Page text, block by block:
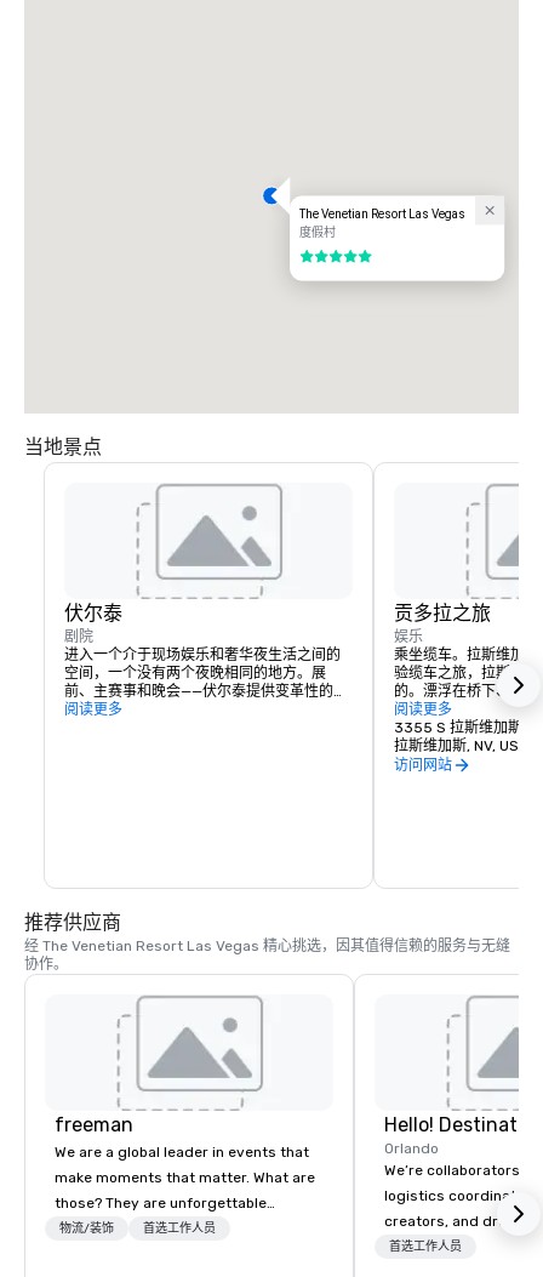
The Venetian Resort Las Vegas
度假村
5/5
当地景点
伏尔泰
剧院
进入一个介于现场娱乐和奢华夜生活之间的
空间，一个没有两个夜晚相同的地方。展
前、主赛事和晚会——伏尔泰提供变革性的体
验，涵盖夜晚的每一刻。
阅读更多
贡多拉之旅
娱乐
乘坐缆车。拉斯维加
验缆车之旅，拉斯维
的。漂浮在桥下、咖
沿着大运河滑行。有
多拉之旅。每间客房
色，同样迷人而且充
阅读更多
3355 S 拉斯维加斯大
拉斯维加斯, NV, US
访问网站
推荐供应商
经 The Venetian Resort Las Vegas 精心挑选，因其值得信赖的服务与无缝
协作。
freeman
We are a global leader in events that
make moments that matter. What are
those? They are unforgettable
experiences that create meaningful
物流/装饰 首选工作人员
Orlando
We’re collaborators,
logistics
creators, and
we love with a
首选工作人员